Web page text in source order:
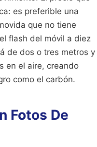
es preferible una
que no tiene
flash del móvil a diez
de dos o tres metros y
en el aire, creando
como el carbón.
Fotos De